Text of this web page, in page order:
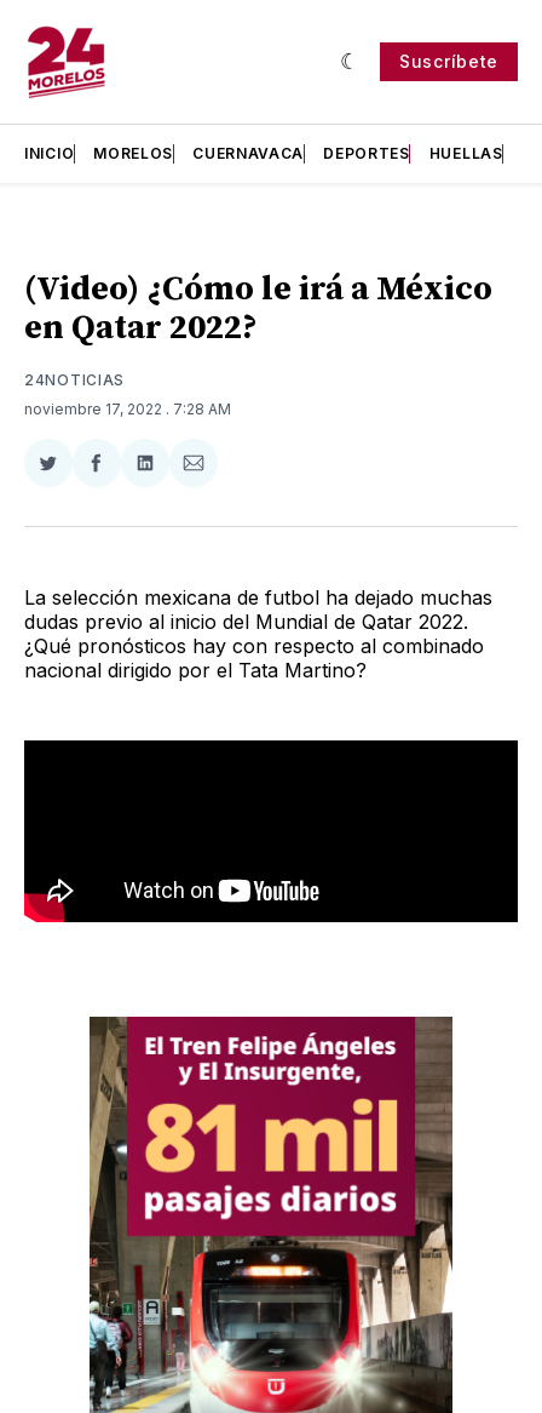
Suscríbete
INICIO MORELOS CUERNAVACA DEPORTES HUELLAS
(Video) ¿Cómo le irá a México
en Qatar 2022?
24NOTICIAS
noviembre 17, 2022 . 7:28 AM
Compartir
Twitter
Compartir
Facebook
Compartir
LinkedIn
Compartir
Email
La selección mexicana de futbol ha dejado muchas
dudas previo al inicio del Mundial de Qatar 2022.
¿Qué pronósticos hay con respecto al combinado
nacional dirigido por el Tata Martino?